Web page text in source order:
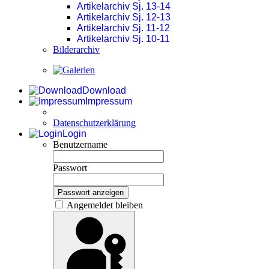
Artikelarchiv Sj. 13-14
Artikelarchiv Sj. 12-13
Artikelarchiv Sj. 11-12
Artikelarchiv Sj. 10-11
Bilderarchiv
Download
Impressum
Datenschutzerklärung
Login
Benutzername
Passwort
Passwort anzeigen
Angemeldet bleiben